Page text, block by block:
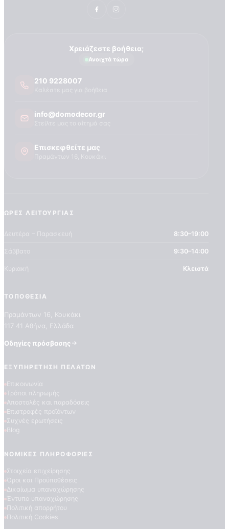
ΕΠΕΞΗΓΗΣΗ ΣΥΜΒΟΛΩΝ
Χρειάζεστε βοήθεια;
Ανοιχτά τώρα
210 9228007
info@domodecor.gr
Επισκεφθείτε μας
ΏΡΕΣ ΛΕΙΤΟΥΡΓΊΑΣ
Δευτέρα – Παρασκευή 8:30–19:00
Σάββατο 9:30–14:00
Κυριακή Κλειστά
ΤΟΠΟΘΕΣΊΑ
Πραμάντων 16, Κουκάκι
117 41 Αθήνα, Ελλάδα
Οδηγίες πρόσβασης
ΕΞΥΠΗΡΈΤΗΣΗ ΠΕΛΑΤΏΝ
Επικοινωνία
Τρόποι πληρωμής
Αποστολές και παραδόσεις
Επιστροφές προϊόντων
Συχνές ερωτήσεις
Blog
ΝΟΜΙΚΈΣ ΠΛΗΡΟΦΟΡΊΕΣ
Στοιχεία επιχείρησης
Όροι και Προϋποθέσεις
Δικαίωμα υπαναχώρησης
Έντυπο υπαναχώρησης
Πολιτική απορρήτου
Πολιτική Cookies